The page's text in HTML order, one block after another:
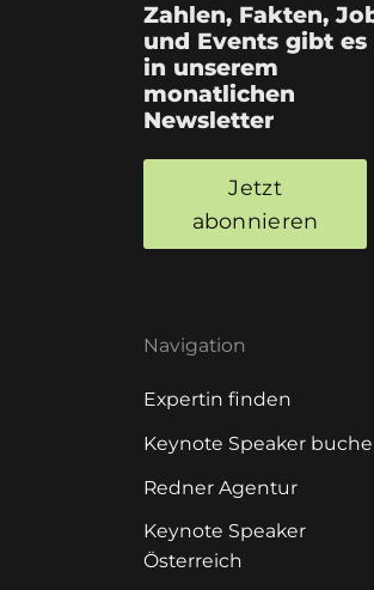
Zahlen, Fakten,
und Events gibt es
in unserem
monatlichen
Newsletter
Jetzt
abonnieren
Navigation
Expertin finden
Keynote Speaker
Redner Agentur
Keynote Speaker
Österreich